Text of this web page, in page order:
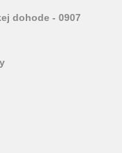
dohode - 0907